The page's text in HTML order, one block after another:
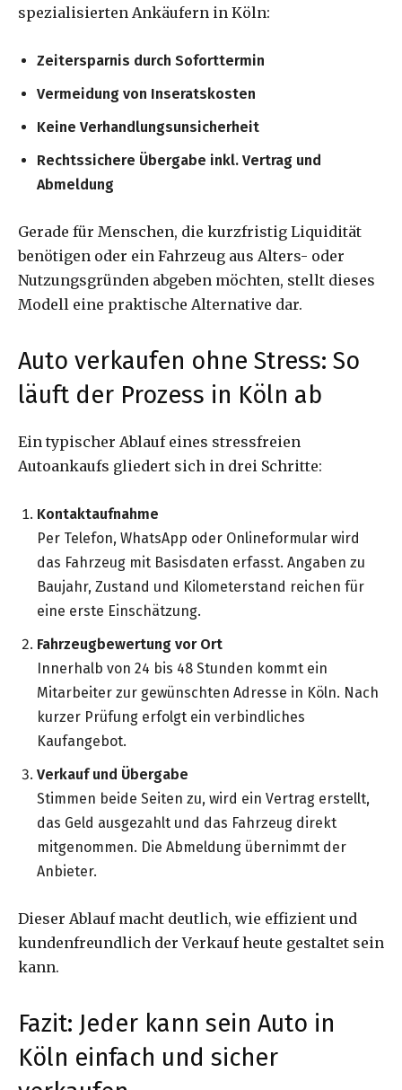
spezialisierten Ankäufern in Köln:
Zeitersparnis durch Soforttermin
Vermeidung von Inseratskosten
Keine Verhandlungsunsicherheit
Rechtssichere Übergabe inkl. Vertrag und
Abmeldung
Gerade für Menschen, die kurzfristig Liquidität
benötigen oder ein Fahrzeug aus Alters- oder
Nutzungsgründen abgeben möchten, stellt dieses
Modell eine praktische Alternative dar.
Auto verkaufen ohne Stress: So
läuft der Prozess in Köln ab
Ein typischer Ablauf eines stressfreien
Autoankaufs gliedert sich in drei Schritte:
Kontaktaufnahme
Per Telefon, WhatsApp oder Onlineformular wird
das Fahrzeug mit Basisdaten erfasst. Angaben zu
Baujahr, Zustand und Kilometerstand reichen für
eine erste Einschätzung.
Fahrzeugbewertung vor Ort
Innerhalb von 24 bis 48 Stunden kommt ein
Mitarbeiter zur gewünschten Adresse in Köln. Nach
kurzer Prüfung erfolgt ein verbindliches
Kaufangebot.
Verkauf und Übergabe
Stimmen beide Seiten zu, wird ein Vertrag erstellt,
das Geld ausgezahlt und das Fahrzeug direkt
mitgenommen. Die Abmeldung übernimmt der
Anbieter.
Dieser Ablauf macht deutlich, wie effizient und
kundenfreundlich der Verkauf heute gestaltet sein
kann.
Fazit: Jeder kann sein Auto in
Köln einfach und sicher